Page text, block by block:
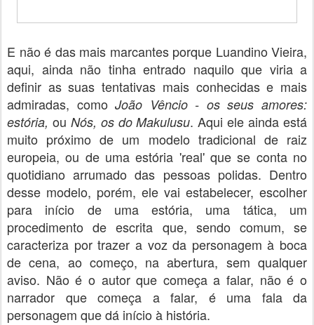
E não é das mais marcantes porque Luandino Vieira,
aqui, ainda não tinha entrado naquilo que viria a
definir as suas tentativas mais conhecidas e mais
admiradas, comoJoão Vêncio - os seus amores:
estória, ou Nós, os do Makulusu. Aqui ele ainda está
muito próximo de um modelo tradicional de raiz
europeia, ou de uma estória 'real' que se conta no
quotidiano arrumado das pessoas polidas. Dentro
desse modelo, porém, ele vai estabelecer, escolher
para início de uma estória, uma tática, um
procedimento de escrita que, sendo comum, se
caracteriza por trazer a voz da personagem à boca
de cena, ao começo, na abertura, sem qualquer
aviso. Não é o autor que começa a falar, não é o
narrador que começa a falar, é uma fala da
personagem que dá início à história.